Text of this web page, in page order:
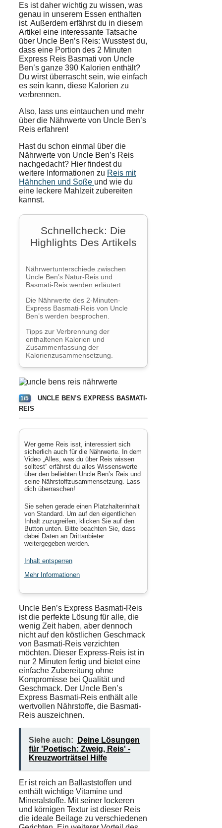
Es ist daher wichtig zu wissen, was
genau in unserem Essen enthalten
ist. Außerdem erfährst du in diesem
Artikel eine interessante Tatsache
über Uncle Ben’s Reis: Wusstest du,
dass eine Portion des 2 Minuten
Express Reis Basmati von Uncle
Ben’s ganze 390 Kalorien enthält?
Du wirst überrascht sein, wie einfach
es sein kann, diese Kalorien zu
verbrennen.
Also, lass uns eintauchen und mehr
über die Nährwerte von Uncle Ben’s
Reis erfahren!
Hast du schon einmal über die
Nährwerte von Uncle Ben’s Reis
nachgedacht? Hier findest du
weitere Informationen zu Reis mit
Hähnchen und Soße und wie du
eine leckere Mahlzeit zubereiten
kannst.
Schnellcheck: Die
Highlights Des Artikels
Nährwertunterschiede zwischen
Uncle Ben’s Natur-Reis und
Basmati-Reis werden erläutert.
Die Nährwerte des 2-Minuten-
Express Basmati-Reis von Uncle
Ben’s werden besprochen.
Tipps zur Verbrennung der
enthaltenen Kalorien und
Zusammenfassung der
Kalorienzusammensetzung.
1/5
UNCLE BEN’S EXPRESS BASMATI-
REIS
Wer gerne Reis isst, interessiert sich
sicherlich auch für die Nährwerte. In dem
Video „Alles, was du über Reis wissen
solltest“ erfährst du alles Wissenswerte
über den beliebten Uncle Ben’s Reis und
seine Nährstoffzusammensetzung. Lass
dich überraschen!
Sie sehen gerade einen Platzhalterinhalt
von Standard . Um auf den eigentlichen
Inhalt zuzugreifen, klicken Sie auf den
Button unten. Bitte beachten Sie, dass
dabei Daten an Drittanbieter
weitergegeben werden.
Inhalt entsperren
Mehr Informationen
Uncle Ben’s Express Basmati-Reis
ist die perfekte Lösung für alle, die
wenig Zeit haben, aber dennoch
nicht auf den köstlichen Geschmack
von Basmati-Reis verzichten
möchten. Dieser Express-Reis ist in
nur 2 Minuten fertig und bietet eine
einfache Zubereitung ohne
Kompromisse bei Qualität und
Geschmack. Der Uncle Ben’s
Express Basmati-Reis enthält alle
wertvollen Nährstoffe, die Basmati-
Reis auszeichnen.
Siehe auch:
Deine Lösungen
für 'Poetisch: Zweig, Reis' -
Kreuzworträtsel Hilfe
Er ist reich an Ballaststoffen und
enthält wichtige Vitamine und
Mineralstoffe. Mit seiner lockeren
und körnigen Textur ist dieser Reis
die ideale Beilage zu verschiedenen